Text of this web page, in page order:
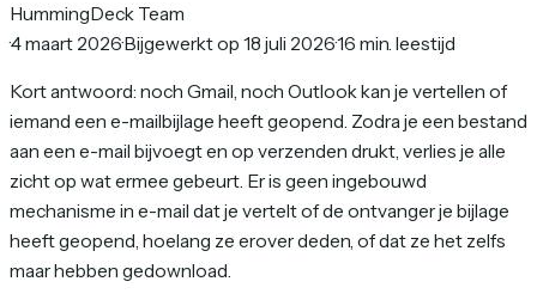
HummingDeck Team
·4 maart 2026·Bijgewerkt op 18 juli 2026·16 min. leestijd
Kort antwoord: noch Gmail, noch Outlook kan je vertellen of
iemand een e-mailbijlage heeft geopend. Zodra je een bestand
aan een e-mail bijvoegt en op verzenden drukt, verlies je alle
zicht op wat ermee gebeurt. Er is geen ingebouwd
mechanisme in e-mail dat je vertelt of de ontvanger je bijlage
heeft geopend, hoelang ze erover deden, of dat ze het zelfs
maar hebben gedownload.